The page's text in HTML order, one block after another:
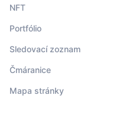
NFT
Portfólio
Sledovací zoznam
Čmáranice
Mapa stránky